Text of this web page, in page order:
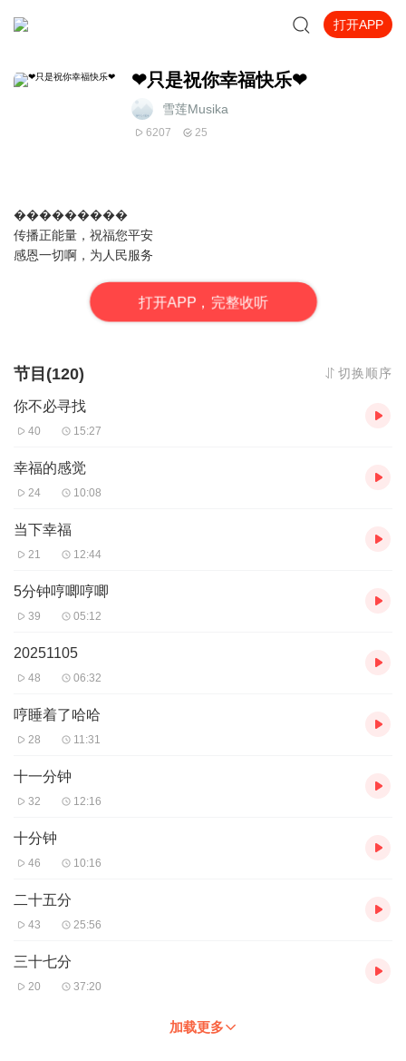
打开APP
❤只是祝你幸福快乐❤
雪莲Musika
6207 25
���������
传播正能量，祝福您平安
感恩一切啊，为人民服务
打开APP，完整收听
节目(120) 切换顺序
你不必寻找
40 15:27
幸福的感觉
24 10:08
当下幸福
21 12:44
5分钟哼唧哼唧
39 05:12
20251105
48 06:32
哼睡着了哈哈
28 11:31
十一分钟
32 12:16
十分钟
46 10:16
二十五分
43 25:56
三十七分
20 37:20
加载更多